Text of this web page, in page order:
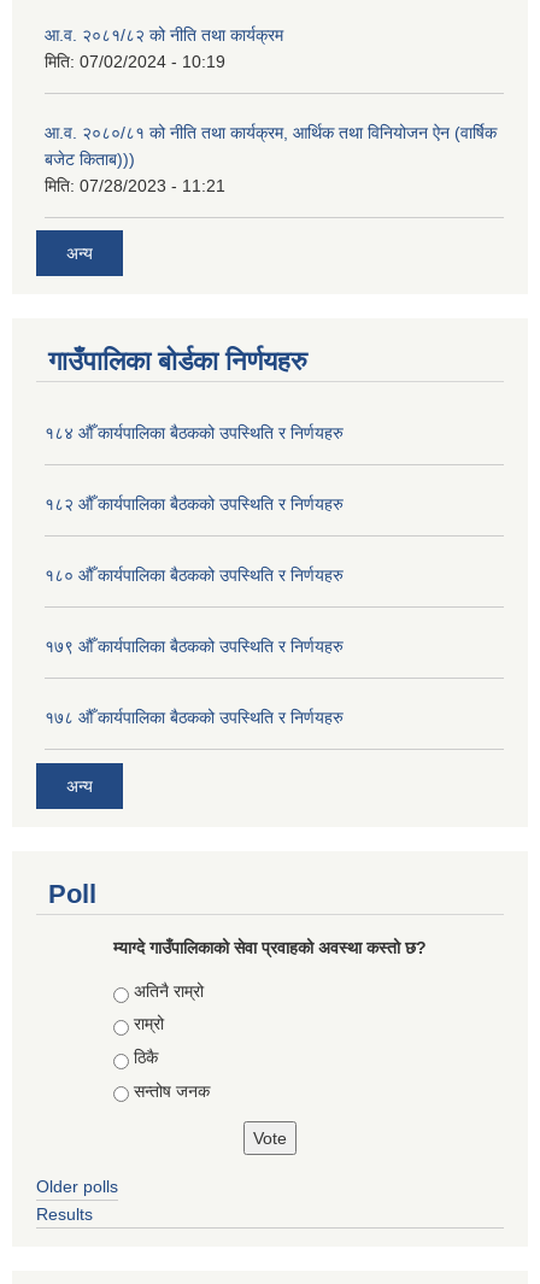
आ.व. २०८१/८२ को नीति तथा कार्यक्रम
मिति: 07/02/2024 - 10:19
आ.व. २०८०/८१ को नीति तथा कार्यक्रम, आर्थिक तथा विनियोजन ऐन (वार्षिक
बजेट किताब)))
मिति: 07/28/2023 - 11:21
अन्य
गाउँपालिका बोर्डका निर्णयहरु
१८४ औँ कार्यपालिका बैठकको उपस्थिति र निर्णयहरु
१८२ औँ कार्यपालिका बैठकको उपस्थिति र निर्णयहरु
१८० औँ कार्यपालिका बैठकको उपस्थिति र निर्णयहरु
१७९ औँ कार्यपालिका बैठकको उपस्थिति र निर्णयहरु
१७८ औँ कार्यपालिका बैठकको उपस्थिति र निर्णयहरु
अन्य
Poll
म्याग्दे गाउँपालिकाको सेवा प्रवाहको अवस्था कस्तो छ?
Choices
अतिनै राम्रो
राम्रो
ठिकै
सन्तोष जनक
Older polls
Results